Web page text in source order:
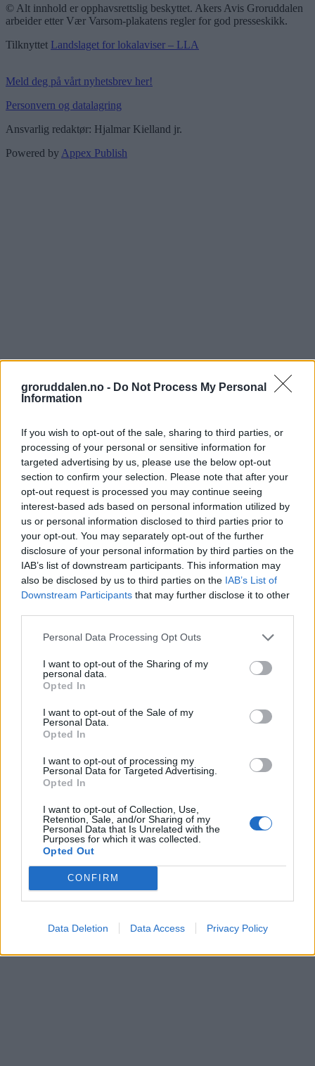
groruddalen.no - Do Not Process My Personal
Information
If you wish to opt-out of the sale, sharing to third parties, or
processing of your personal or sensitive information for
targeted advertising by us, please use the below opt-out
section to confirm your selection. Please note that after your
opt-out request is processed you may continue seeing
interest-based ads based on personal information utilized by
us or personal information disclosed to third parties prior to
your opt-out. You may separately opt-out of the further
disclosure of your personal information by third parties on the
IAB’s list of downstream participants. This information may
also be disclosed by us to third parties on the IAB’s List of
Downstream Participants that may further disclose it to other
Personal Data Processing Opt Outs
I want to opt-out of the Sharing of my
personal data.
Opted In
I want to opt-out of the Sale of my
Personal Data.
Opted In
I want to opt-out of processing my
Personal Data for Targeted Advertising.
Opted In
I want to opt-out of Collection, Use,
Retention, Sale, and/or Sharing of my
Personal Data that Is Unrelated with the
Purposes for which it was collected.
Opted Out
CONFIRM
Data Deletion Data Access Privacy Policy
© Alt innhold er opphavsrettslig beskyttet. Akers Avis Groruddalen
arbeider etter Vær Varsom-plakatens regler for god presseskikk.
Tilknyttet Landslaget for lokalaviser – LLA
Meld deg på vårt nyhetsbrev her!
Personvern og datalagring
Ansvarlig redaktør: Hjalmar Kielland jr.
Powered by Appex Publish